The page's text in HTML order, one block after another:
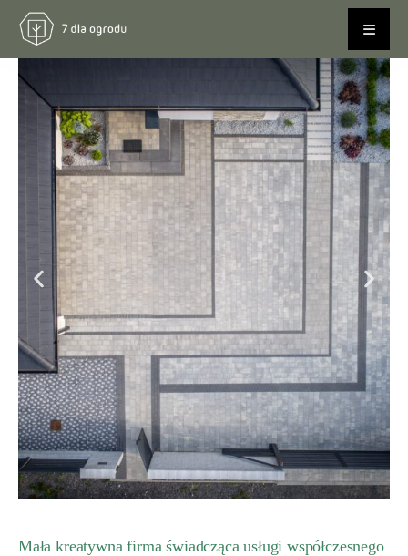
Mała kreatywna firma świadcząca usługi współczesnego